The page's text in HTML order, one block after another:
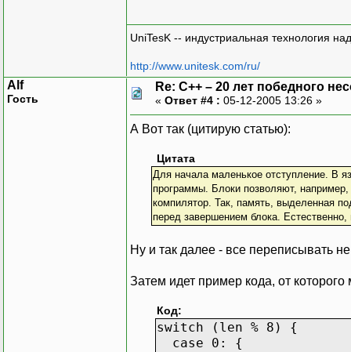
UniTesK -- индустриальная технология
http://www.unitesk.com/ru/
Alf
Гость
Re: C++ – 20 лет победного
« Ответ #4 : 05-12-2005 13:26 »
А Вот так (цитирую статью):
Цитата
Для начала маленькое отступление. В
программы. Блоки позволяют,
компилятор. Так, память, выделенная
перед завершением блока.
Ну и так далее - все переписывать
Затем идет пример кода, от
Код:
switch (len % 8) {
case 0: {